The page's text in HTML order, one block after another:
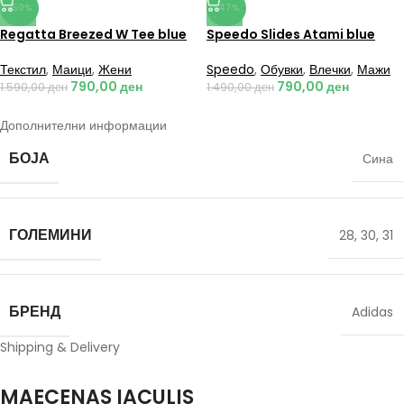
-50%
Regatta Breezed W Tee blue
Текстил, Маици, Жени
1.590,00ден 790,00 ден
-47%
Speedo Slides Atami blue
Speedo, Обувки, Влечки, Мажи
1.490,00ден 790,00 ден
Дополнителни информации
БОЈА Сина
ГОЛЕМИНИ 28, 30, 31
БРЕНД
Adidas
Shipping & Delivery
MAECENAS IACULIS